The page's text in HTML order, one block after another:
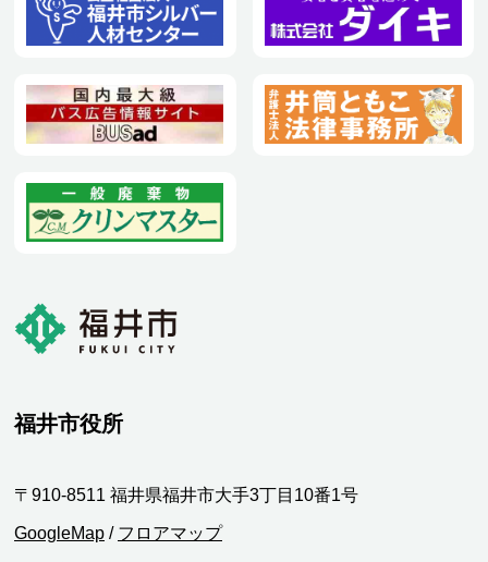
福井市役所
〒910-8511 福井県福井市大手3丁目10番1号
GoogleMap / フロアマップ